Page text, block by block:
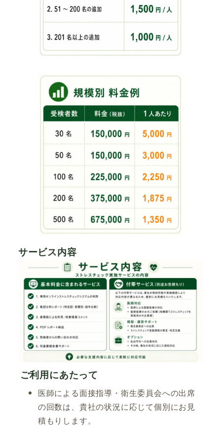
サービス内容
ご利用にあたって
医師による面接指導・衛生委員会への出席
の回数は、貴社の状況に応じて個別にお見
積もりします。